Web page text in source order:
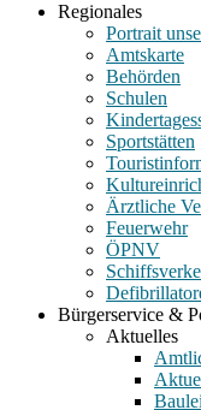
Regionales
Portrait
Amtskarte
Behörden
Schulen
Sportstätten
Ärztliche
Feuerwehr
ÖPNV
Bürgerservice &
Aktuelles